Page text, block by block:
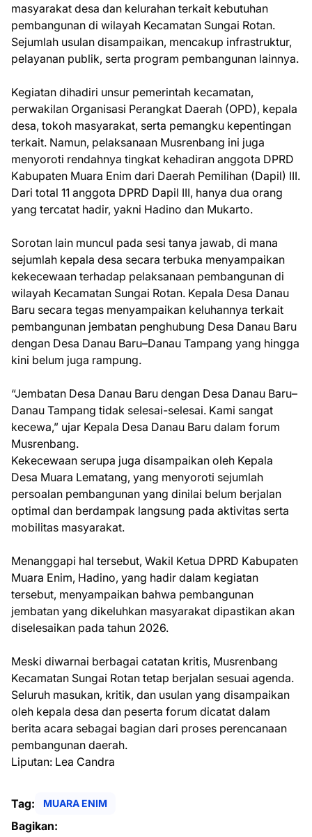
masyarakat desa dan kelurahan terkait kebutuhan
pembangunan di wilayah Kecamatan Sungai Rotan.
Sejumlah usulan disampaikan, mencakup infrastruktur,
pelayanan publik, serta program pembangunan lainnya.
Kegiatan dihadiri unsur pemerintah kecamatan,
perwakilan Organisasi Perangkat Daerah (OPD), kepala
desa, tokoh masyarakat, serta pemangku kepentingan
terkait. Namun, pelaksanaan Musrenbang ini juga
menyoroti rendahnya tingkat kehadiran anggota DPRD
Kabupaten Muara Enim dari Daerah Pemilihan (Dapil) III.
Dari total 11 anggota DPRD Dapil III, hanya dua orang
yang tercatat hadir, yakni Hadino dan Mukarto.
Sorotan lain muncul pada sesi tanya jawab, di mana
sejumlah kepala desa secara terbuka menyampaikan
kekecewaan terhadap pelaksanaan pembangunan di
wilayah Kecamatan Sungai Rotan. Kepala Desa Danau
Baru secara tegas menyampaikan keluhannya terkait
pembangunan jembatan penghubung Desa Danau Baru
dengan Desa Danau Baru–Danau Tampang yang hingga
kini belum juga rampung.
“Jembatan Desa Danau Baru dengan Desa Danau Baru–
Danau Tampang tidak selesai-selesai. Kami sangat
kecewa,” ujar Kepala Desa Danau Baru dalam forum
Musrenbang.
Kekecewaan serupa juga disampaikan oleh Kepala
Desa Muara Lematang, yang menyoroti sejumlah
persoalan pembangunan yang dinilai belum berjalan
optimal dan berdampak langsung pada aktivitas serta
mobilitas masyarakat.
Menanggapi hal tersebut, Wakil Ketua DPRD Kabupaten
Muara Enim, Hadino, yang hadir dalam kegiatan
tersebut, menyampaikan bahwa pembangunan
jembatan yang dikeluhkan masyarakat dipastikan akan
diselesaikan pada tahun 2026.
Meski diwarnai berbagai catatan kritis, Musrenbang
Kecamatan Sungai Rotan tetap berjalan sesuai agenda.
Seluruh masukan, kritik, dan usulan yang disampaikan
oleh kepala desa dan peserta forum dicatat dalam
berita acara sebagai bagian dari proses perencanaan
pembangunan daerah.
Liputan: Lea Candra
Tag: MUARA ENIM
Bagikan: